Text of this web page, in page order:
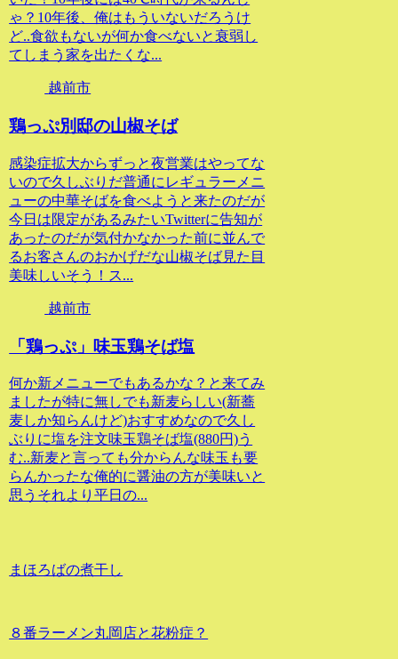
ゃ？10年後、俺はもういないだろうけ
ど..食欲もないが何か食べないと衰弱し
てしまう家を出たくな...
越前市
鶏っぷ別邸の山椒そば
感染症拡大からずっと夜営業はやってな
いので久しぶりだ普通にレギュラーメニ
ューの中華そばを食べようと来たのだが
今日は限定があるみたいTwitterに告知が
あったのだが気付かなかった前に並んで
るお客さんのおかげだな山椒そば見た目
美味しいそう！ス...
越前市
「鶏っぷ」味玉鶏そば塩
何か新メニューでもあるかな？と来てみ
ましたが特に無しでも新麦らしい(新蕎
麦しか知らんけど)おすすめなので久し
ぶりに塩を注文味玉鶏そば塩(880円)う
む..新麦と言っても分からんな味玉も要
らんかったな俺的に醤油の方が美味いと
思うそれより平日の...
まほろばの煮干し
８番ラーメン丸岡店と花粉症？